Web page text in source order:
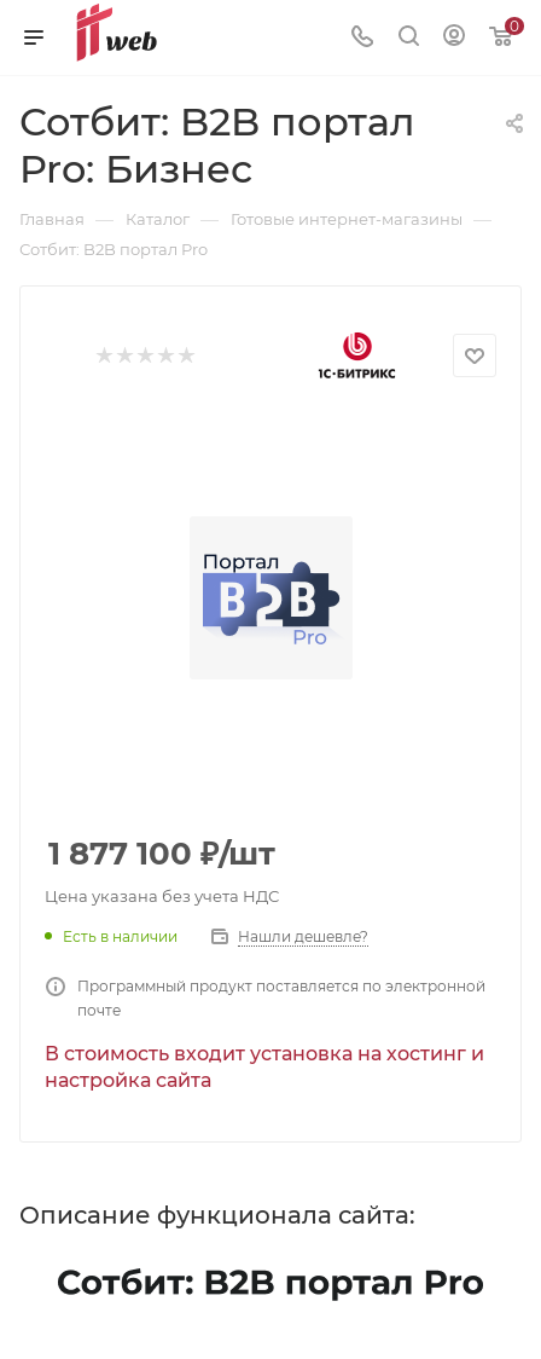
0
Сотбит: B2B портал
Pro: Бизнес
Главная — Каталог — Готовые интернет-магазины —
Сотбит: B2B портал Pro
1 877 100 ₽/шт
Цена указана без учета НДС
Есть в наличии Нашли дешевле?
Программный продукт поставляется по электронной
почте
В стоимость входит установка на хостинг и
настройка сайта
Описание функционала сайта: